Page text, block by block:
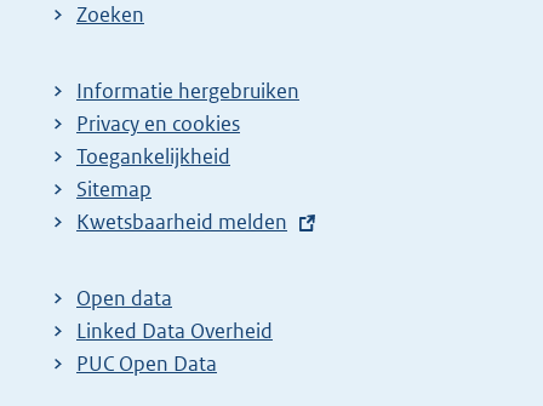
Zoeken
Informatie hergebruiken
Privacy en cookies
Toegankelijkheid
Sitemap
E
t
e
r
Kwetsbaarheid melden
Open data
Linked Data Overheid
PUC Open Data